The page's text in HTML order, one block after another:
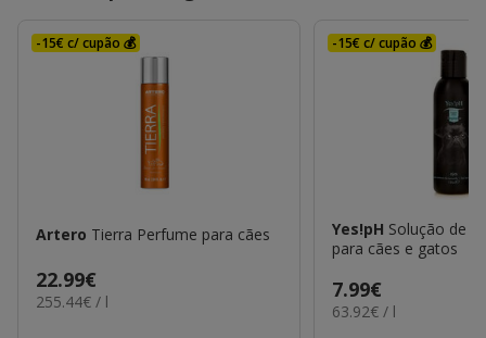
-15€ c/ cupão 💰
Artero Tierra Perfume para cães
Preço
22.99€
22.99€
255.44€
255.44€ / l
-15€ c/ cupão 💰
Yes!pH Solução de
para cães e gatos
Preço
7.99€
7.99€
63.92€
63.92€ / l